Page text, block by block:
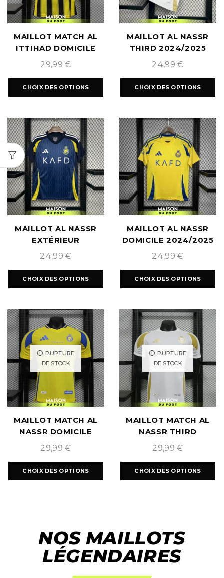
MAILLOT MATCH AL
ITTIHAD DOMICILE
2024/2025
29,99€
CHOIX DES OPTIONS
MAILLOT AL NASSR
THIRD 2024/2025
24,99€
CHOIX DES OPTIONS
MAILLOT AL NASSR
EXTÉRIEUR
2024/2025
24,99€
CHOIX DES OPTIONS
MAILLOT AL NASSR
DOMICILE 2024/2025
24,99€
CHOIX DES OPTIONS
RUPTURE
DE STOCK
MAILLOT MATCH AL
NASSR DOMICILE
2024/2025
29,99€
CHOIX DES OPTIONS
RUPTURE
DE STOCK
MAILLOT MATCH AL
NASSR THIRD
2024/2025
29,99€
CHOIX DES OPTIONS
NOS MAILLOTS
LÉGENDAIRES